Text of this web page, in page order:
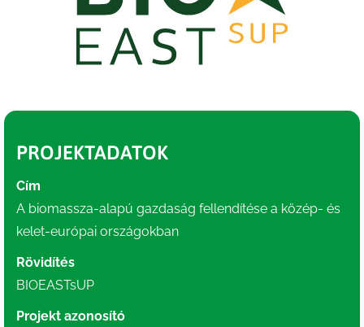
PROJEKTADATOK
Cím
A biomassza-alapú gazdaság fellendítése a közép- és
kelet-európai országokban
Rövidítés
BIOEASTsUP
Projekt azonosító